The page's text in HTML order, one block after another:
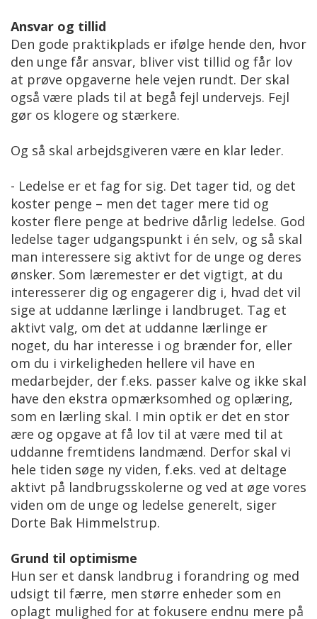
Ansvar og tillid
Den gode praktikplads er ifølge hende den, hvor
den unge får ansvar, bliver vist tillid og får lov
at prøve opgaverne hele vejen rundt. Der skal
også være plads til at begå fejl undervejs. Fejl
gør os klogere og stærkere.
Og så skal arbejdsgiveren være en klar leder.
- Ledelse er et fag for sig. Det tager tid, og det
koster penge – men det tager mere tid og
koster flere penge at bedrive dårlig ledelse. God
ledelse tager udgangspunkt i én selv, og så skal
man interessere sig aktivt for de unge og deres
ønsker. Som læremester er det vigtigt, at du
interesserer dig og engagerer dig i, hvad det vil
sige at uddanne lærlinge i landbruget. Tag et
aktivt valg, om det at uddanne lærlinge er
noget, du har interesse i og brænder for, eller
om du i virkeligheden hellere vil have en
medarbejder, der f.eks. passer kalve og ikke skal
have den ekstra opmærksomhed og oplæring,
som en lærling skal. I min optik er det en stor
ære og opgave at få lov til at være med til at
uddanne fremtidens landmænd. Derfor skal vi
hele tiden søge ny viden, f.eks. ved at deltage
aktivt på landbrugsskolerne og ved at øge vores
viden om de unge og ledelse generelt, siger
Dorte Bak Himmelstrup.
Grund til optimisme
Hun ser et dansk landbrug i forandring og med
udsigt til færre, men større enheder som en
oplagt mulighed for at fokusere endnu mere på